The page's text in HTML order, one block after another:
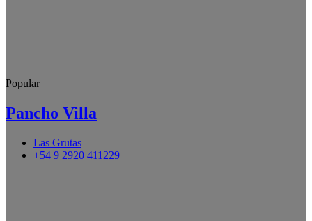
Popular
Pancho Villa
Las Grutas
+54 9 2920 411229